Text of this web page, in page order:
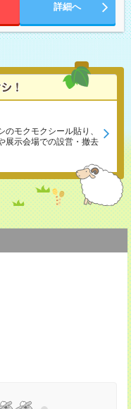
詳細へ
のモクモクシール貼り、
展示会場での設営・撤去